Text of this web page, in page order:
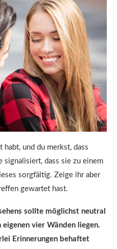
und du merkst, dass
dass sie zu einem
sorgfältig. Zeige ihr aber
gewartet hast.
sollte möglichst neutral
vier Wänden liegen.
Erinnerungen behaftet